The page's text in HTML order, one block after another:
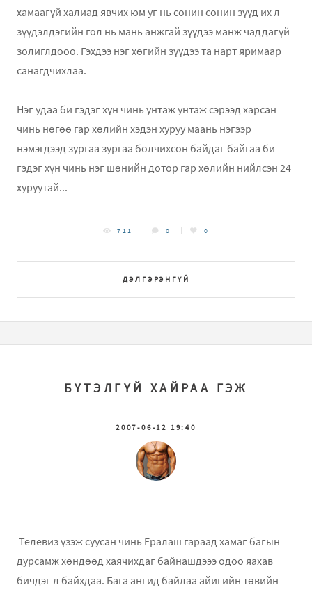
хамаагүй халиад явчих юм уг нь сонин сонин зүүд их л
зүүдэлдэгийн гол нь мань анжгай зүүдээ манж чаддагүй
золиглдооо. Гэхдээ нэг хөгийн зүүдээ та нарт яримаар
санагдчихлаа.
Нэг удаа би гэдэг хүн чинь унтаж унтаж сэрээд харсан
чинь нөгөө гар хөлийн хэдэн хуруу маань нэгээр
нэмэгдээд зургаа зургаа болчихсон байдаг байгаа би
гэдэг хүн чинь нэг шөнийн дотор гар хөлийн нийлсэн 24
хуруутай...
ДЭЛГЭРЭНГҮЙ
711 0 0
БҮТЭЛГҮЙ ХАЙРАА ГЭЖ
2007-06-12 19:40
Телевиз үзэж суусан чинь Ералаш гараад хамаг багын
дурсамж хөндөөд хаячихдаг байнашдэээ одоо яахав
бичдэг л байхдаа. Бага ангид байлаа айигийн төвийн